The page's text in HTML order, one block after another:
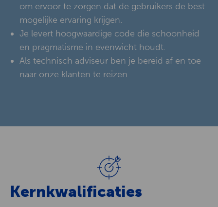
om ervoor te zorgen dat de gebruikers de best
mogelijke ervaring krijgen.
Je levert hoogwaardige code die schoonheid
en pragmatisme in evenwicht houdt.
Als technisch adviseur ben je bereid af en toe
naar onze klanten te reizen.
Kernkwalificaties